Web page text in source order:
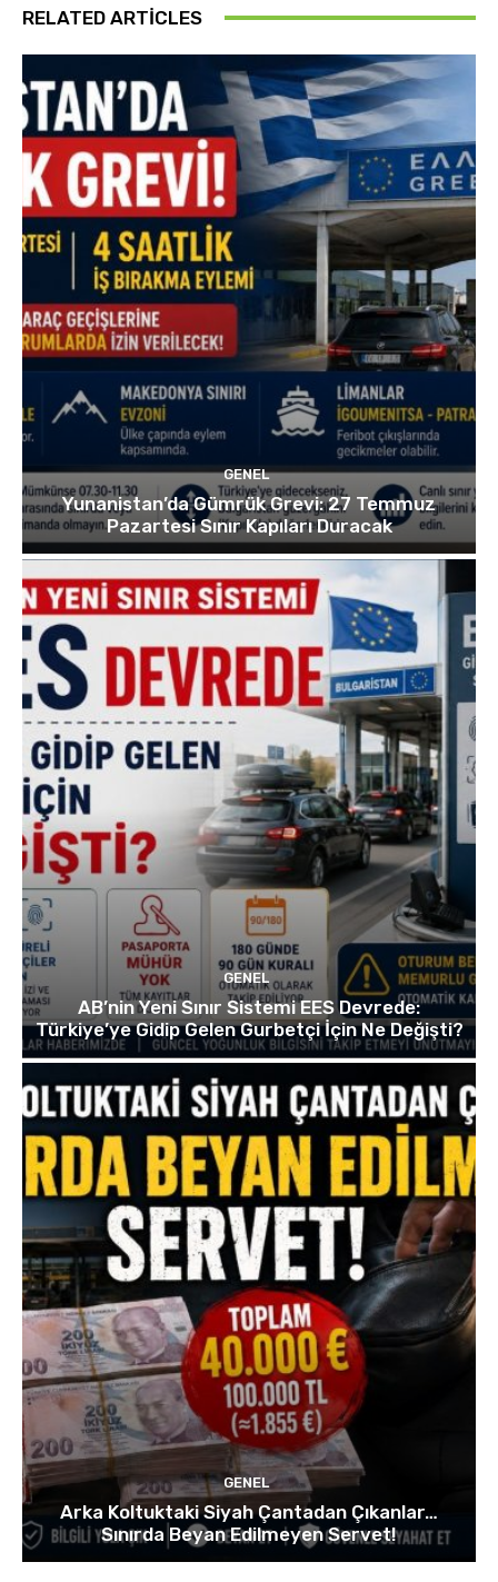
RELATED ARTICLES
GENEL
Yunanistan’da Gümrük Grevi: 27 Temmuz
Pazartesi Sınır Kapıları Duracak
GENEL
AB’nin Yeni Sınır Sistemi EES Devrede:
Türkiye’ye Gidip Gelen Gurbetçi İçin Ne Değişti?
GENEL
Arka Koltuktaki Siyah Çantadan Çıkanlar…
Sınırda Beyan Edilmeyen Servet!